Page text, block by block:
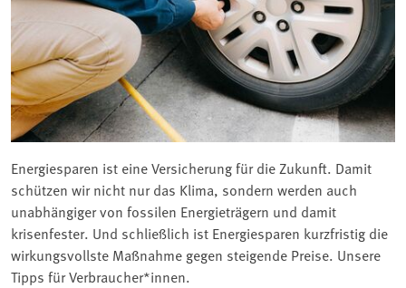
Energiesparen ist eine Versicherung für die Zukunft. Damit
schützen wir nicht nur das Klima, sondern werden auch
unabhängiger von fossilen Energieträgern und damit
krisenfester. Und schließlich ist Energiesparen kurzfristig die
wirkungsvollste Maßnahme gegen steigende Preise. Unsere
Tipps für Verbraucher*innen.